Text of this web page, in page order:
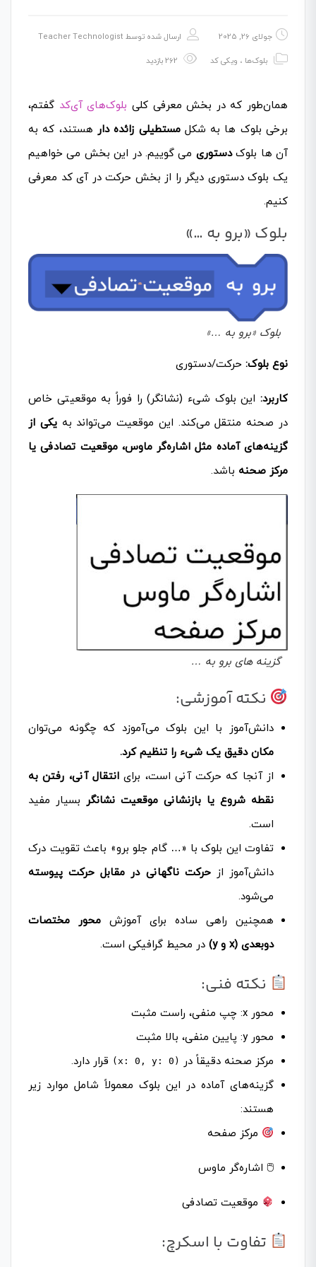
جولای 26, 2025 ارسال شده توسط Teacher Technologist
بلوک‌ها ، ویکی کد
همان‌طور که در بخش معرفی کلی بلوک‌های آی‌کد گفتم،
برخی بلوک ها به شکلمستطیلی زائده دار هستند، که به
آن ها بلوکدستوری می گوییم. در این بخش می خواهیم
یک بلوک دستوری دیگر را از بخش حرکت در آی کد معرفی
کنیم.
بلوک «برو به …»
بلوک «برو به …»
نوع بلوک: حرکت/دستوری
کاربرد: این بلوک شیء (نشانگر) را فوراً به موقعیتی خاص
در صحنه منتقل می‌کند. این موقعیت می‌تواند بهیکی از
گزینه‌های آماده مثل اشاره‌گر ماوس، موقعیت تصادفی یا
مرکز صحنه باشد.
گزینه های برو به …
نکته آموزشی:
دانش‌آموز با این بلوک می‌آموزد که چگونه می‌توان
مکان دقیق یک شیء را تنظیم کرد.
از آنجا که حرکت آنی است، برایانتقال آنی، رفتن به
نقطه شروع یا بازنشانی موقعیت نشانگر بسیار مفید
است.
تفاوت این بلوک با «… گام جلو برو» باعث تقویت درک
دانش‌آموز ازحرکت ناگهانی در مقابل حرکت پیوسته
می‌شود.
همچنین راهی ساده برای آموزش محور مختصات
دوبعدی (x و y)
در محیط گرافیکی است.
نکته فنی:
محور x: چپ منفی، راست مثبت
محور y: پایین منفی، بالا مثبت
مرکز صحنه دقیقاً در (x: 0, y: 0)
قرار دارد.
گزینه‌های آماده در این بلوک معمولاً شامل موارد زیر
هستند:
مرکز صفحه
🖱 اشاره‌گر ماوس
موقعیت تصادفی
تفاوت با اسکرچ: